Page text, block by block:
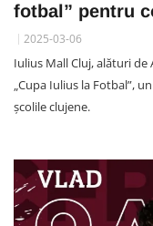
fotbal” pentru
2025-03-06
Iulius Mall Cluj, alături de
„Cupa Iulius la Fotbal”,
școlile clujene.